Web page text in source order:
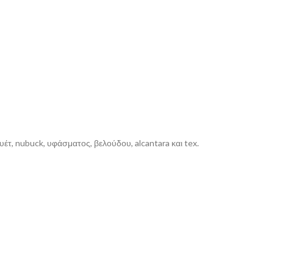
nubuck, υφάσματος, βελούδου, alcantara και tex.